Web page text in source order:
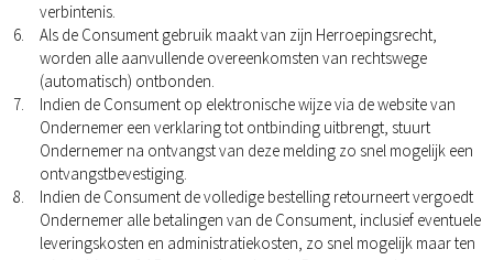
verbintenis.
Als de Consument gebruik maakt van zijn Herroepingsrecht,
worden alle aanvullende overeenkomsten van rechtswege
(automatisch) ontbonden.
Indien de Consument op elektronische wijze via de website van
Ondernemer een verklaring tot ontbinding uitbrengt, stuurt
Ondernemer na ontvangst van deze melding zo snel mogelijk een
ontvangstbevestiging.
Indien de Consument de volledige bestelling retourneert vergoedt
Ondernemer alle betalingen van de Consument, inclusief eventuele
leveringskosten en administratiekosten, zo snel mogelijk maar ten